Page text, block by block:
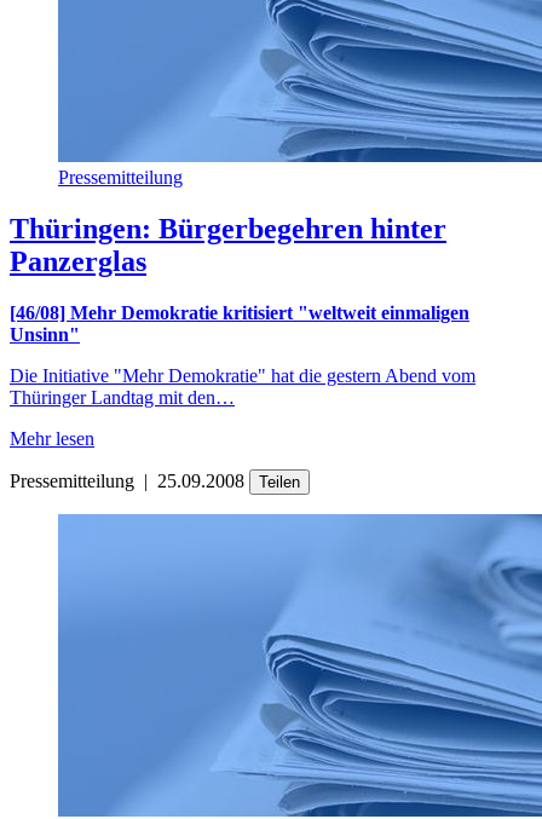
Pressemitteilung
Thüringen: Bürgerbegehren hinter
Panzerglas
[46/08] Mehr Demokratie kritisiert "weltweit einmaligen
Unsinn"
Die Initiative "Mehr Demokratie" hat die gestern Abend vom
Thüringer Landtag mit den…
Mehr lesen
Pressemitteilung | 25.09.2008 Teilen